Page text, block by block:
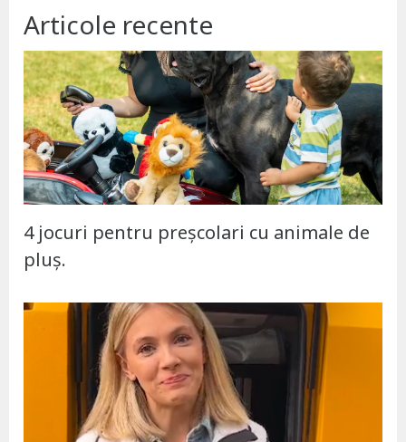
Articole recente
4 jocuri pentru preșcolari cu animale de
pluș.